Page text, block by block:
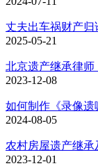
丈夫出车祸财产归
2025-05-21
北京遗产继承律
2023-12-08
如何制作《录像遗
2024-08-05
农村房屋遗产继
2023-12-01